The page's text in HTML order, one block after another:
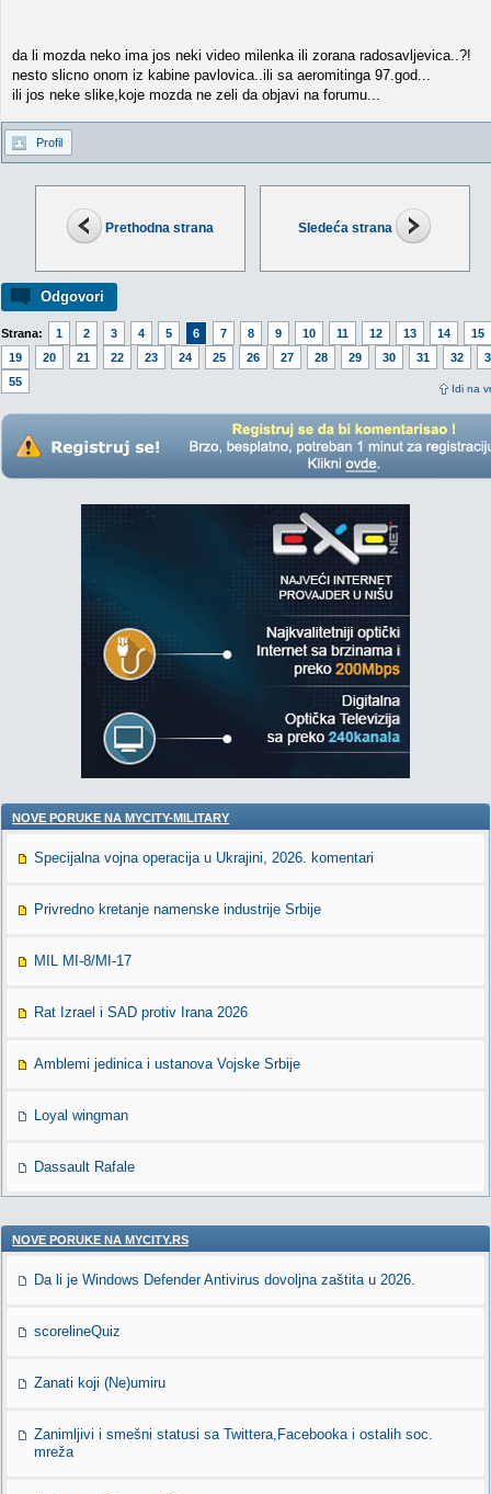
Prethodna strana Sledeća strana
Odgovori
Strana: 1 2 3 4 5 6 7 8 9 10 11 12 13 14
15
19
20 21 22 23 24 25 26 27 28 29 30 31 32
55
Idi na
da li mozda neko ima jos neki video milenka ili zorana radosavljevica..?!
nesto slicno onom iz kabine pavlovica..ili sa aeromitinga 97.god...
ili jos neke slike,koje mozda ne zeli da objavi na forumu...
Profil
NOVE PORUKE NA MYCITY-MILITARY
Specijalna vojna operacija u Ukrajini, 2026. komentari
Privredno kretanje namenske industrije Srbije
MIL MI-8/MI-17
Rat Izrael i SAD protiv Irana 2026
Amblemi jedinica i ustanova Vojske Srbije
Loyal wingman
Dassault Rafale
NOVE PORUKE NA MYCITY.RS
Da li je Windows Defender Antivirus dovoljna zaštita u 2026.
scorelineQuiz
Zanati koji (Ne)umiru
Zanimljivi i smešni statusi sa Twittera,Facebooka i ostalih soc.
mreža